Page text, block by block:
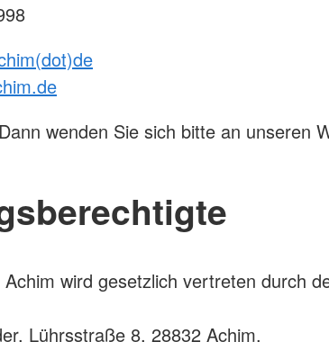
wenden Sie sich bitte an unseren
wird gesetzlich vertreten durch
Lührsstraße 8, 28832 Achim.